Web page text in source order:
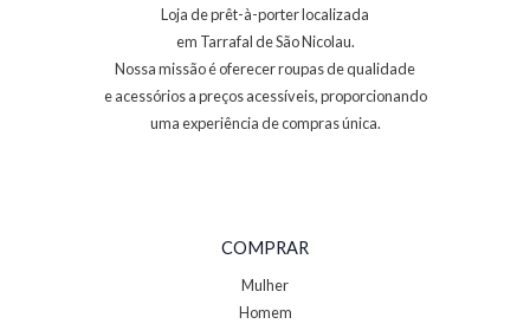
Loja de prêt-à-porter localizada
em Tarrafal de São Nicolau.
Nossa missão é oferecer roupas de qualidade
e acessórios a preços acessíveis, proporcionando
uma experiência de compras única.
COMPRAR
Mulher
Homem